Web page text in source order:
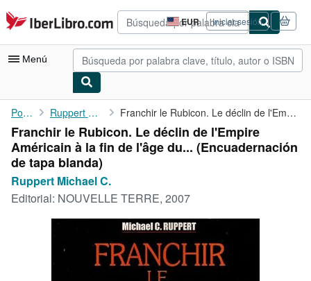
Pasar al contenido principal
IberLibro.com EUR
Preferencias
de
compra
del
Iniciar sesión
Menú
Mi cuenta
Consultar mis pedidos
Búsqueda avanzada
Colecciones
Portada Ruppert Michael C. Franchir le Rubicon. Le déclin de l'Empire Américain à la fin de...
Franchir le Rubicon. Le déclin de l'Empire
Américain à la fin de l'âge du... (Encuadernación
de tapa blanda)
Ruppert Michael C.
Editorial: NOUVELLE TERRE, 2007